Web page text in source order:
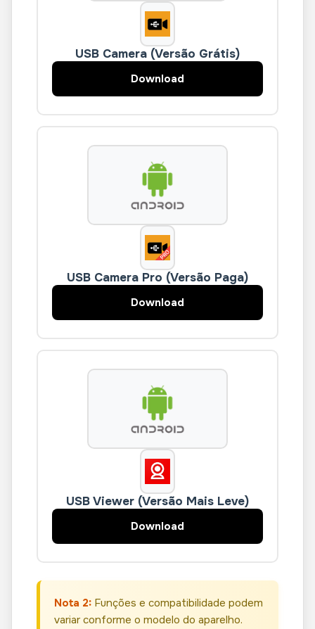
USB Camera (Versão Grátis)
Download
USB Camera Pro (Versão Paga)
Download
USB Viewer (Versão Mais Leve)
Download
Nota 2: Funções e compatibilidade podem
variar conforme o modelo do aparelho.